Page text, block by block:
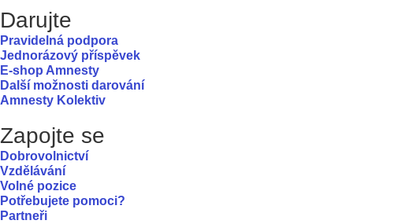
Darujte
Pravidelná podpora
Jednorázový příspěvek
E-shop Amnesty
Další možnosti darování
Amnesty Kolektiv
Zapojte se
Dobrovolnictví
Vzdělávání
Volné pozice
Potřebujete pomoci?
Partneři